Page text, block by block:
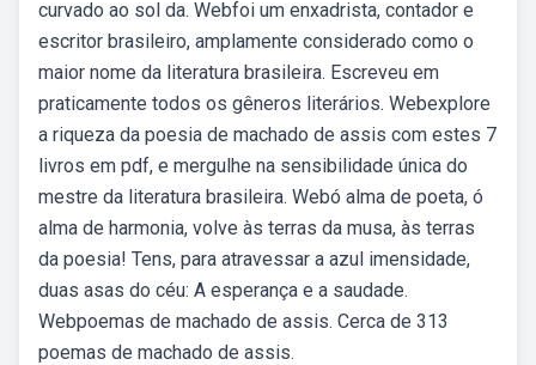
curvado ao sol da. Webfoi um enxadrista, contador e
escritor brasileiro, amplamente considerado como o
maior nome da literatura brasileira. Escreveu em
praticamente todos os gêneros literários. Webexplore
a riqueza da poesia de machado de assis com estes 7
livros em pdf, e mergulhe na sensibilidade única do
mestre da literatura brasileira. Webó alma de poeta, ó
alma de harmonia, volve às terras da musa, às terras
da poesia! Tens, para atravessar a azul imensidade,
duas asas do céu: A esperança e a saudade.
Webpoemas de machado de assis. Cerca de 313
poemas de machado de assis.